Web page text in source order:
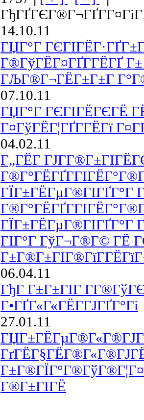
14.10.11
ГЏГ°Г
Г®ГўГЁГ¤ГҐГ­ГЁГҐ
ГЉГ®Г¬ГЁГ±Г±Г
07.10.11
ГЏГ°Г ГЄГІГЁГЄГЁ
Г¤ГўГЁГ¦ГҐГ­ГЁГї
04.02.11
Г„ГЁГ
ГЇГ±ГЁГµГ®ГІГҐГ°Г
ГЇГ±ГЁГµГ®ГІГҐГ°Г
ГІГ°Г ГўГ¬Г®Г© ГЁ
06.04.11
ГђГ Г±Г±ГІГ
Г•ГҐГ«Г«ГЁГ­ГЈГҐГ°Гі
27.01.11
Г®Г±ГІГЁ